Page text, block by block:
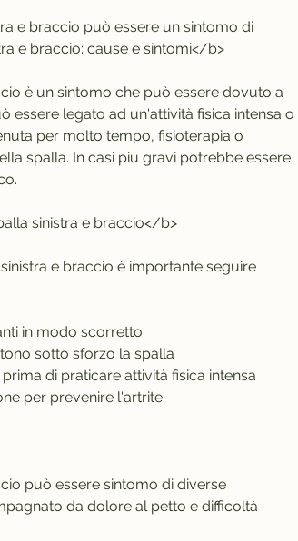
e braccio può essere un sintomo di
e braccio: cause e sintomi</b>
è un sintomo che può essere dovuto a
essere legato ad un'attività fisica intensa o
per molto tempo, fisioterapia o
spalla. In casi più gravi potrebbe essere
sinistra e braccio</b>
e braccio è importante seguire
in modo scorretto
sotto sforzo la spalla
di praticare attività fisica intensa
per prevenire l'artrite
può essere sintomo di diverse
da dolore al petto e difficoltà